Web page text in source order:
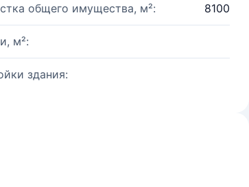
общего имущества, м²: 8100
м²:
здания: